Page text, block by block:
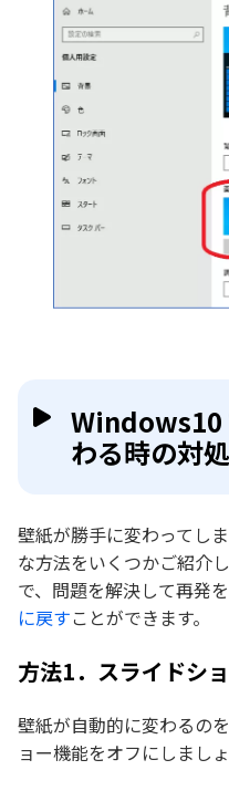
Windows10
わる時の対
壁紙が勝手に変わってし
な方法をいくつかご紹介
で、問題を解決して再発を
に戻すことができます。
方法1．スライドシ
壁紙が自動的に変わるの
ョー機能をオフにしましょ